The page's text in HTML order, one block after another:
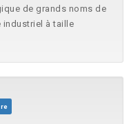
de grands noms de
industriel à taille